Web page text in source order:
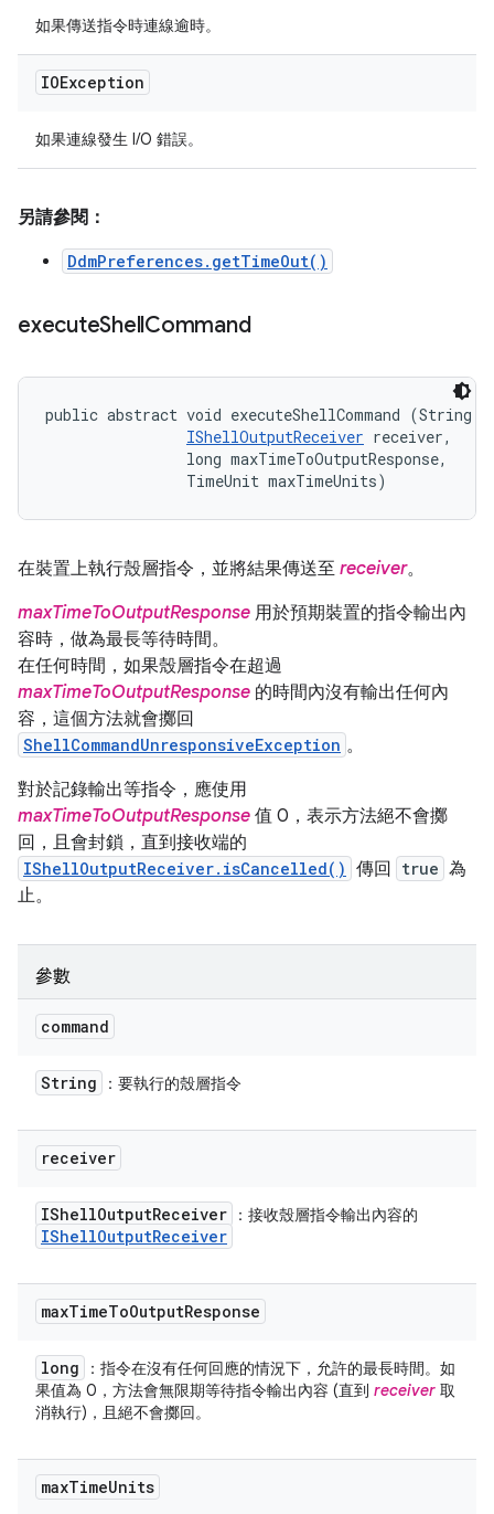
如果傳送指令時連線逾時。
IOException
如果連線發生 I/O 錯誤。
另請參閱：
DdmPreferences.getTimeOut()
executeShellCommand
public abstract void executeShellCommand (String
IShellOutputReceiver receiver,
                long maxTimeToOutputResponse,
                TimeUnit maxTimeUnits)
在裝置上執行殼層指令，並將結果傳送至 receiver。
maxTimeToOutputResponse 用於預期裝置的指令輸出內
容時，做為最長等待時間。
在任何時間，如果殼層指令在超過
maxTimeToOutputResponse 的時間內沒有輸出任何內
容，這個方法就會擲回
ShellCommandUnresponsiveException 。
對於記錄輸出等指令，應使用
maxTimeToOutputResponse 值 0，表示方法絕不會擲
回，且會封鎖，直到接收端的
IShellOutputReceiver.isCancelled() 傳回 true 為
止。
參數
command
String ：要執行的殼層指令
receiver
IShellOutputReceiver ：接收殼層指令輸出內容的
IShellOutputReceiver
maxTimeToOutputResponse
long
：指令在沒有任何回應的情況下，允許的最長時間。如
果值為 0，方法會無限期等待指令輸出內容 (直到 receiver 取
消執行)，且絕不會擲回。
maxTimeUnits